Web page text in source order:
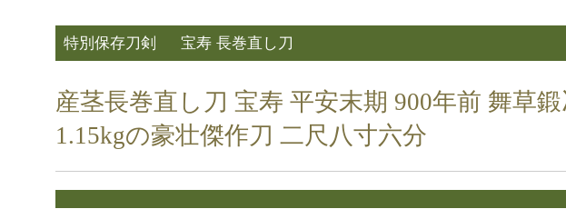
特別保存刀剣 宝寿 長巻直し刀
産茎長巻直し刀 宝寿 平安末期 900年前 舞草
1.15kgの豪壮傑作刀 二尺八寸六分